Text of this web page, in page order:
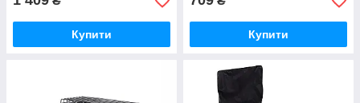
Купити Купити